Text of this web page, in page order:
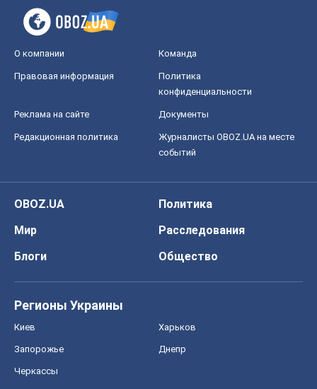
О компании Команда
Правовая информация
Политика
конфиденциальности
Реклама на сайте Документы
Редакционная политика
Журналисты OBOZ.UA на месте
событий
OBOZ.UA
Политика
Мир
Расследования
Блоги
Общество
Регионы Украины
Киев Харьков
Запорожье Днепр
Черкассы